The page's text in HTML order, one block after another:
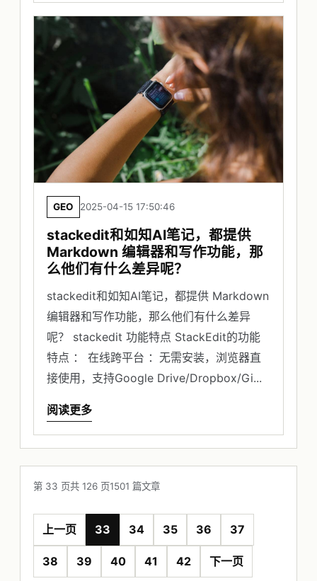
GEO 2025-04-15 17:50:46
stackedit和如知AI笔记，都提供
Markdown 编辑器和写作功能，那
么他们有什么差异呢？
stackedit和如知AI笔记，都提供 Markdown
编辑器和写作功能，那么他们有什么差异
呢？ stackedit 功能特点 StackEdit的功能
特点 ： 在线跨平台 ：无需安装，浏览器直
接使用，支持Google Drive/Dropbox/Gi...
阅读更多
第 33 页共 126 页1501 篇文章
上一页 33 34 35 36 37
38 39 40 41 42 下一页